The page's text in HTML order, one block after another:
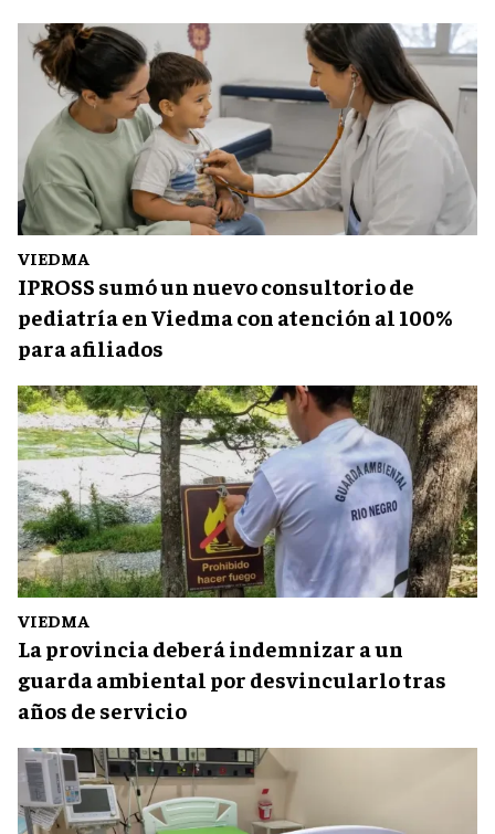
VIEDMA
IPROSS sumó un nuevo consultorio de
pediatría en Viedma con atención al 100%
para afiliados
VIEDMA
La provincia deberá indemnizar a un
guarda ambiental por desvincularlo tras
años de servicio